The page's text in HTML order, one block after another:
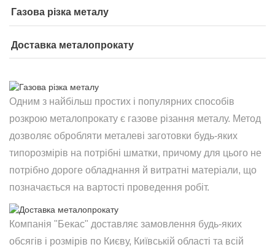
Газова різка металу
Доставка металопрокату
Одним з найбільш простих і популярних способів
розкрою металопрокату є газове різання металу. Метод
дозволяє обробляти металеві заготовки будь-яких
типорозмірів на потрібні шматки, причому для цього не
потрібно дороге обладнання й витратні матеріали, що
позначається на вартості проведення робіт.
Компанія "Бекас" доставляє замовлення будь-яких
обсягів і розмірів по Києву, Київській області та всій